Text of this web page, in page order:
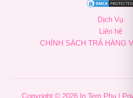
Dịch Vụ
Liên hệ
CHÍNH SÁCH TRẢ HÀNG
Copyright © 2026 In Tem Phụ |